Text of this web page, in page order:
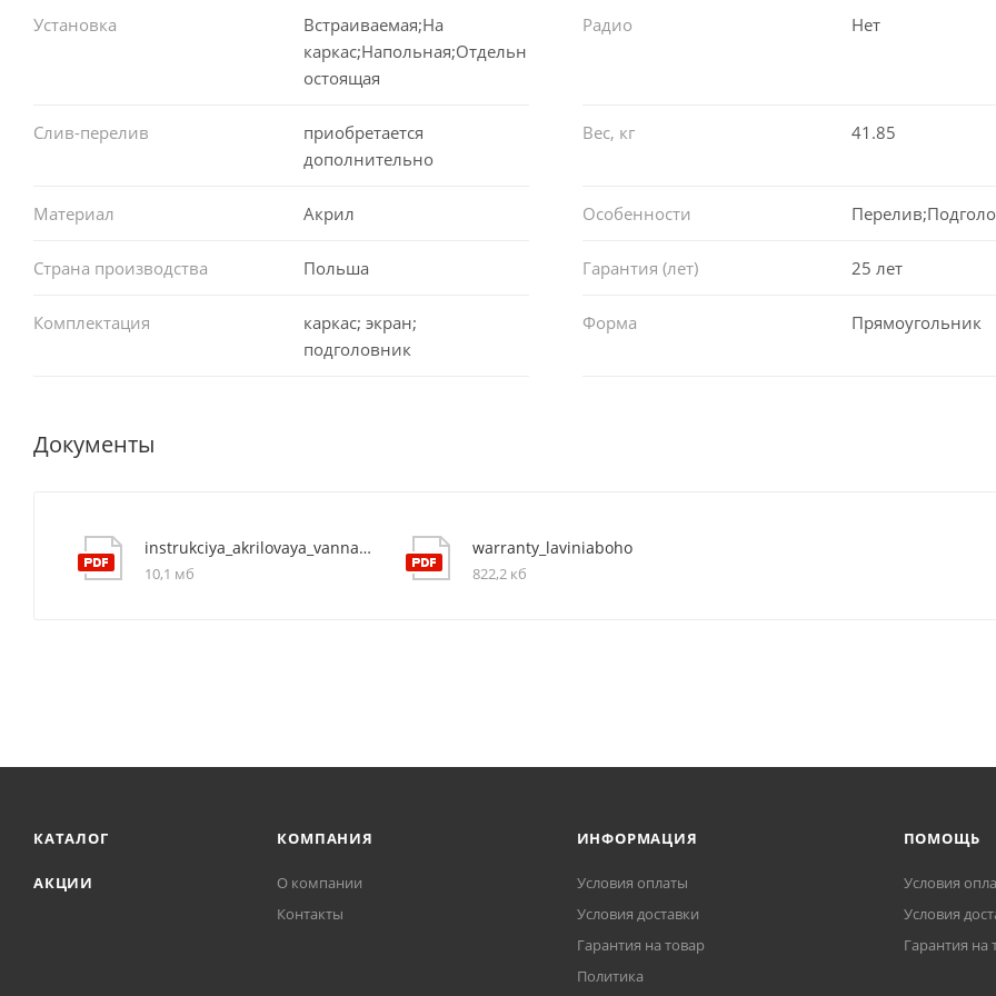
Установка
Встраиваемая;На
каркас;Напольная;Отдельн
остоящая
Радио Нет
Слив-перелив
приобретается
дополнительно
Вес, кг 41.85
Материал Акрил Особенности
Страна производства Польша Гарантия (лет) 25 лет
Комплектация
каркас; экран;
подголовник
Форма Прямоугольник
Документы
instrukciya_akrilovaya_vanna_evan_37110190
10,1 мб
warranty_laviniaboho
822,2 кб
КАТАЛОГ
АКЦИИ
КОМПАНИЯ
О компании
Контакты
ИНФОРМАЦИЯ
Условия оплаты
Условия доставки
Гарантия на товар
Политика
ПОМОЩЬ
Условия
Условия
Гарантия на